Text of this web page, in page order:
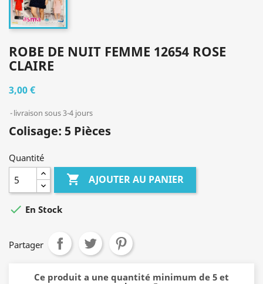
ROBE DE NUIT FEMME 12654 ROSE
CLAIRE
3,00 €
livraison sous 3-4 jours
Colisage: 5 Pièces
Quantité
 AJOUTER AU PANIER
 En Stock
Partager
Ce produit a une quantité minimum de 5 et